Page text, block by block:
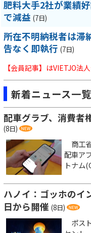
肥料大手2社が業績
で減益 (7日)
所在不明納税者は滞
告なく即執行 (7日)
【会員記事】はVIETJO法
新着ニュース一覧
配車グラブ、消費者
(8日)
商工
配車ア
トナム
ハノイ：ゴッホのイ
日から開催 (8日)
ポス